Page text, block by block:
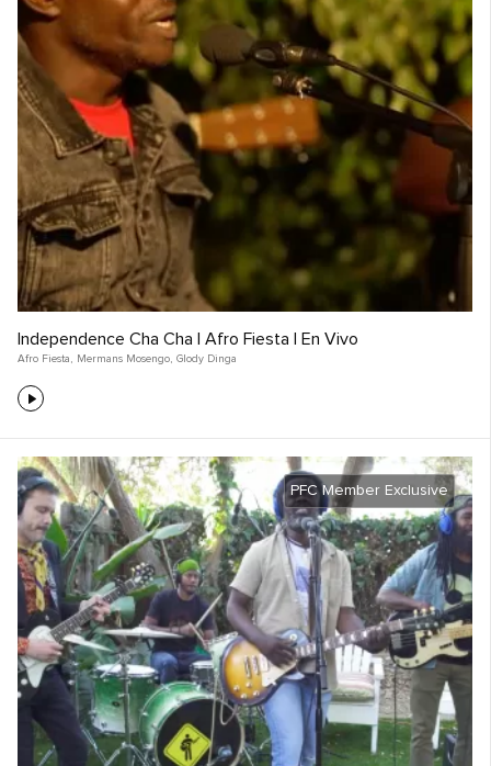
Independence Cha Cha | Afro Fiesta | En Vivo
Afro Fiesta , Mermans Mosengo, Glody Dinga
PFC Member Exclusive